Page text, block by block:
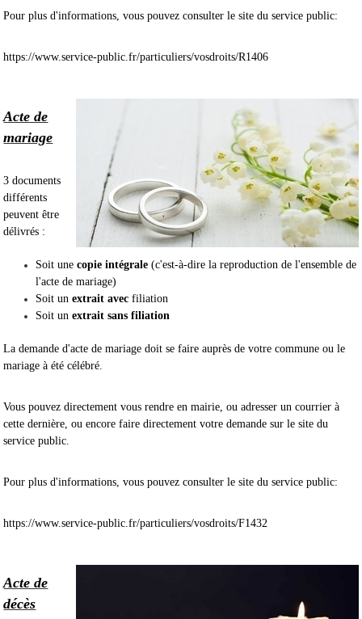
Pour plus d'informations, vous pouvez consulter le site du service public:
https://www.service-public.fr/particuliers/vosdroits/R1406
Acte de
mariage
3 documents
différents
peuvent être
délivrés :
Soit unecopie intégrale (c'est-à-dire la reproduction de l'ensemble de
l'acte de mariage)
Soit unextrait avecfiliation
Soit unextrait sans filiation
La demande d'acte de mariage doit se faire auprès de votre commune ou le
mariage à été célébré.
Vous pouvez directement vous rendre en mairie, ou adresser un courrier à
cette dernière, ou encore faire directement votre demande sur le site du
service public.
Pour plus d'informations, vous pouvez consulter le site du service public:
https://www.service-public.fr/particuliers/vosdroits/F1432
Acte de
décès